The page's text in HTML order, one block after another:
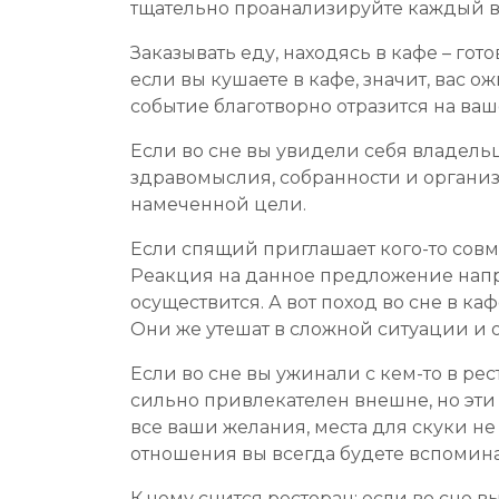
тщательно проанализируйте каждый
Заказывать еду, находясь в кафе –
если вы кушаете в кафе, значит, вас
событие благотворно отразится на
Если во сне вы увидели себя
здравомыслия, собранности и
намеченной цели.
Если спящий приглашает кого-то
Реакция на данное предложение
осуществится. А вот поход во сне в
Они же утешат в сложной ситуации и
Если во сне вы ужинали с кем-то в
сильно привлекателен внешне, но
все ваши желания, места для скуки
отношения вы всегда будете